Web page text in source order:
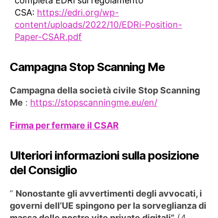
CSA: https://edri.org/wp-
content/uploads/2022/10/EDRi-Position-
Paper-CSAR.pdf
Campagna Stop Scanning Me
Campagna della società civile Stop Scanning
Me : https://stopscanningme.eu/en/
Firma per fermare il CSAR
Ulteriori informazioni sulla posizione
del Consiglio
” Nonostante gli avvertimenti degli avvocati, i
governi dell’UE spingono per la sorveglianza di